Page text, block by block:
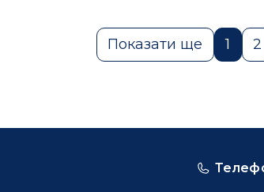
Показати ще 1 2